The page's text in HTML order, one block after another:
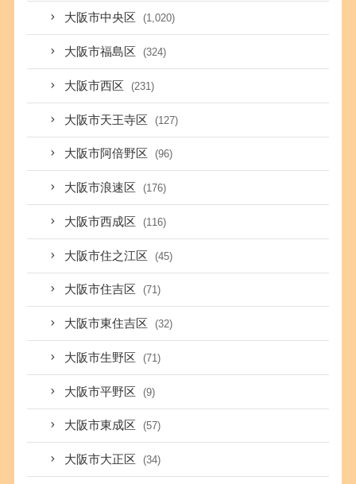
大阪市中央区 (1,020)
大阪市福島区 (324)
大阪市西区 (231)
大阪市天王寺区 (127)
大阪市阿倍野区 (96)
大阪市浪速区 (176)
大阪市西成区 (116)
大阪市住之江区 (45)
大阪市住吉区 (71)
大阪市東住吉区 (32)
大阪市生野区 (71)
大阪市平野区 (9)
大阪市東成区 (57)
大阪市大正区 (34)